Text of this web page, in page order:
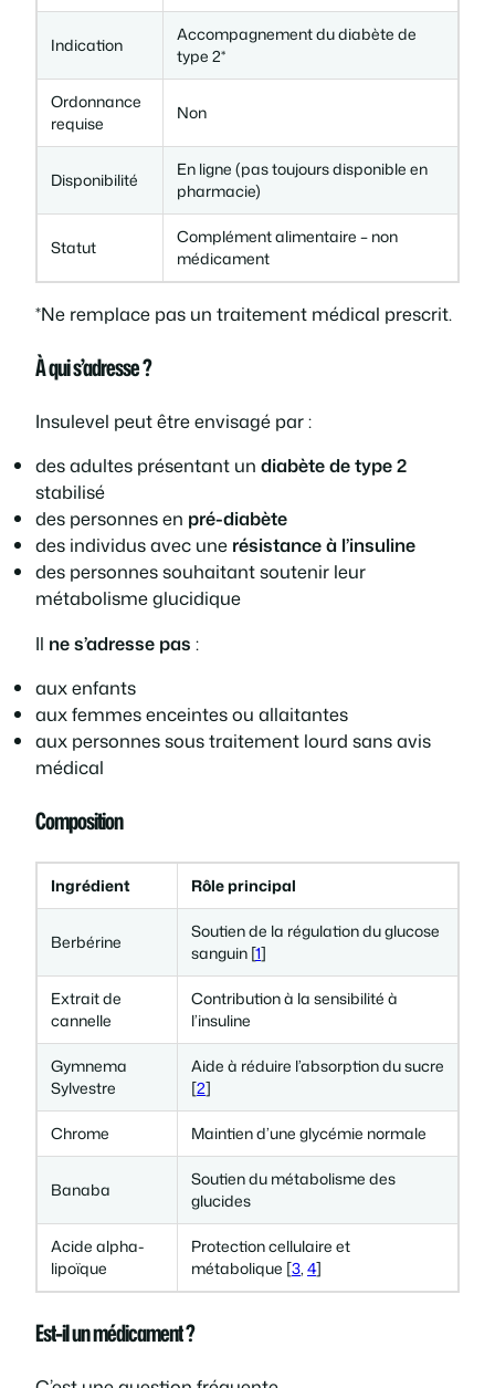
Indication
Accompagnement du diabète de
type 2*
Ordonnance
requise
Non
Disponibilité
En ligne (pas toujours disponible en
pharmacie)
Statut
Complément alimentaire – non
médicament
*Ne remplace pas un traitement médical prescrit.
À qui s’adresse ?
Insulevel peut être envisagé par :
des adultes présentant un diabète de type 2
stabilisé
des personnes en pré-diabète
des individus avec une résistance à l’insuline
des personnes souhaitant soutenir leur
métabolisme glucidique
Il ne s’adresse pas :
aux enfants
aux femmes enceintes ou allaitantes
aux personnes sous traitement lourd sans avis
médical
Composition
Ingrédient Rôle principal
Berbérine
Soutien de la régulation du glucose
sanguin [1]
Extrait de
cannelle
Contribution à la sensibilité à
l’insuline
Gymnema
Sylvestre
Aide à réduire l’absorption du sucre
[2]
Chrome Maintien d’une glycémie normale
Banaba
Soutien du métabolisme des
glucides
Acide alpha-
lipoïque
Protection cellulaire et
métabolique [3, 4]
Est-il un médicament ?